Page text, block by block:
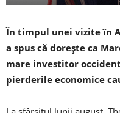
În timpul unei vizite în
a spus că doreşte ca
mare investitor
pierderile economice